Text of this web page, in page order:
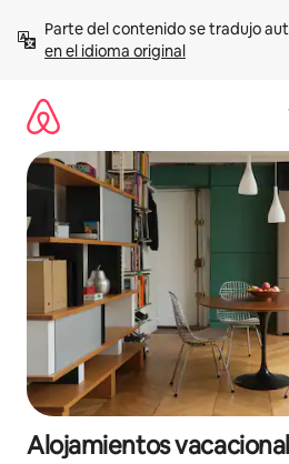
contenido
Parte del contenido se tradujo
en el idioma original
Alojamientos